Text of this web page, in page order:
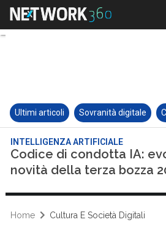
Ultimi articoli Sovranità digitale
INTELLIGENZA ARTIFICIALE
Codice di condotta IA:
novità della terza bozza
Home Cultura E Società Digitali